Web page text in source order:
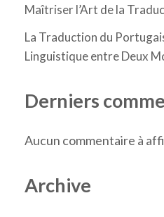
Maîtriser l’Art de la
La Traduction du
Linguistique entre Deux
Derniers
Aucun commentaire à
Archive